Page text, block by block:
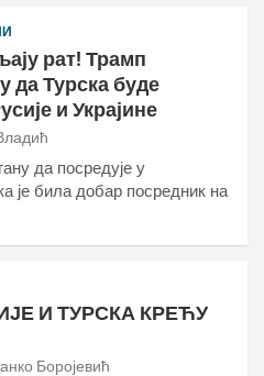
рат! Трамп
да Турска буде
и Украјине
да посредује у
је била добар посредник на
И ТУРСКА КРЕЋУ
Боројевић